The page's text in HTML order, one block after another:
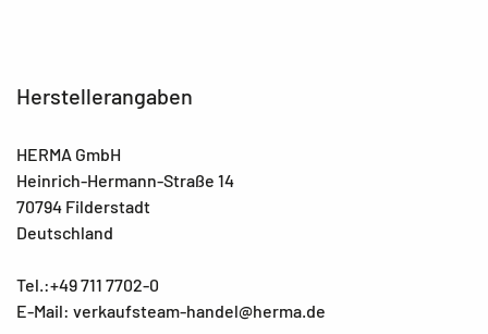
Herstellerangaben
HERMA GmbH
Heinrich-Hermann-Straße 14
70794 Filderstadt
Deutschland
Tel.:+49 711 7702-0
E-Mail: verkaufsteam-handel@herma.de